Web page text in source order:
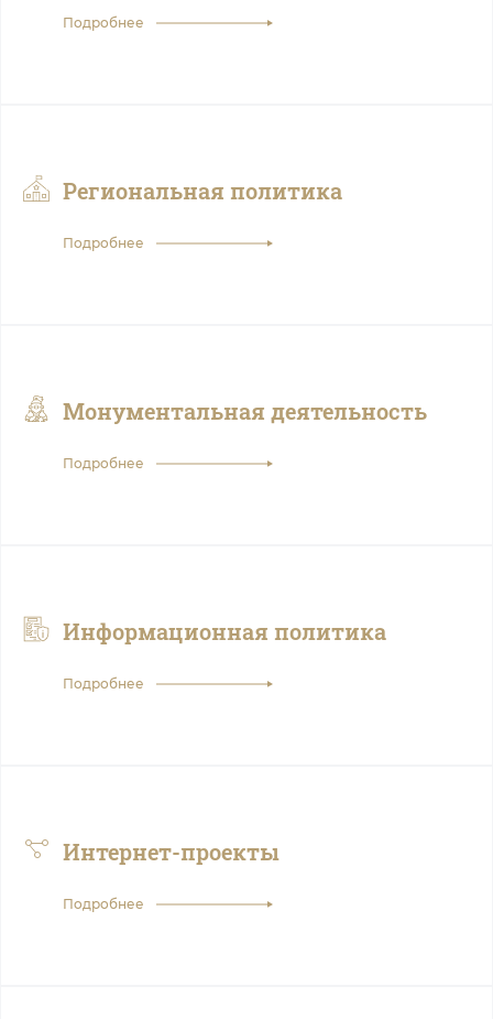
Подробнее
Региональная политика
Подробнее
Монументальная деятельность
Подробнее
Информационная политика
Подробнее
Интернет-проекты
Подробнее